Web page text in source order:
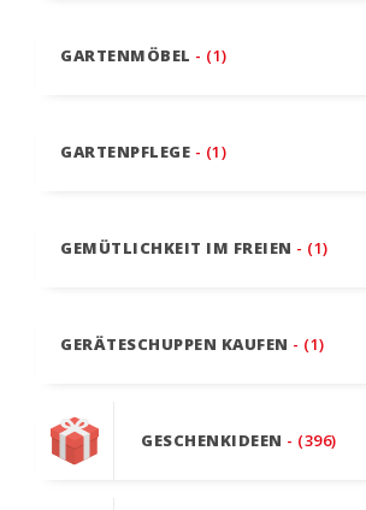
GARTENMÖBEL - (1)
GARTENPFLEGE - (1)
GEMÜTLICHKEIT IM FREIEN - (1)
GERÄTESCHUPPEN KAUFEN - (1)
GESCHENKIDEEN - (396)